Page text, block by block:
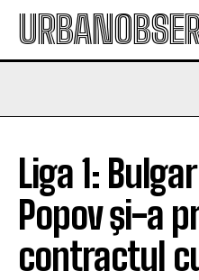
Liga 1:
Popov şi-a
contractul